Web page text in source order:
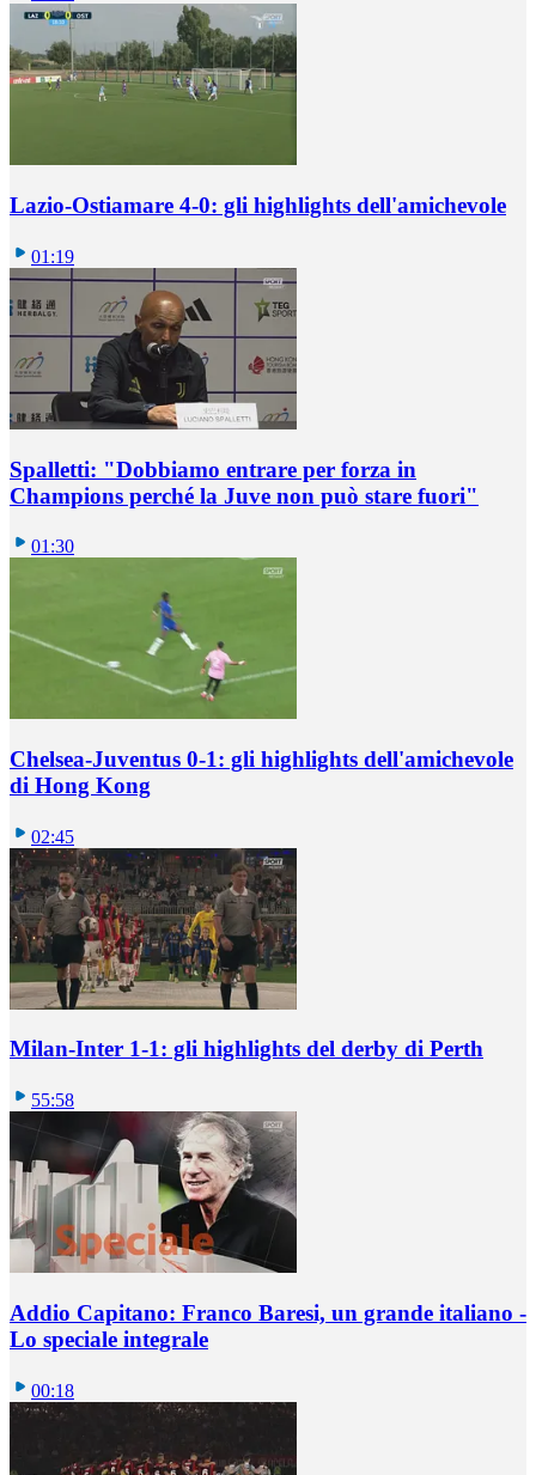
Lazio-Ostiamare 4-0: gli highlights dell'amichevole
01:19
Spalletti: "Dobbiamo entrare per forza in
Champions perché la Juve non può stare fuori"
01:30
Chelsea-Juventus 0-1: gli highlights dell'amichevole
di Hong Kong
02:45
Milan-Inter 1-1: gli highlights del derby di Perth
55:58
Addio Capitano: Franco Baresi, un grande italiano -
Lo speciale integrale
00:18